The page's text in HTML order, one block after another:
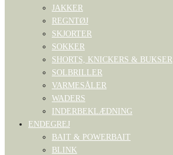
JAKKER
REGNTØJ
SKJORTER
SOKKER
SHORTS, KNICKERS & BUKSER
SOLBRILLER
VARMESÅLER
WADERS
INDERBEKLÆDNING
ENDEGREJ
BAIT & POWERBAIT
BLINK